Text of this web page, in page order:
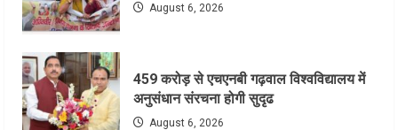
August 6, 2026
459 करोड़ से एचएनबी गढ़वाल विश्वविद्यालय में
अनुसंधान संरचना होगी सुदृढ
August 6, 2026